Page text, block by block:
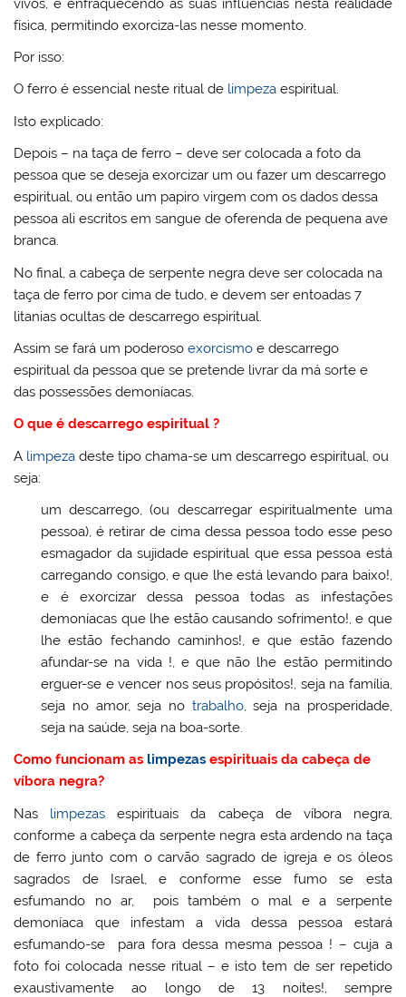
física, permitindo exorciza-las nesse momento.
Por isso:
O ferro é essencial neste ritual de limpeza espiritual.
Isto explicado:
Depois – na taça de ferro – deve ser colocada a foto da
pessoa que se deseja exorcizar um ou fazer um descarrego
espiritual, ou então um papiro virgem com os dados dessa
pessoa ali escritos em sangue de oferenda de pequena ave
branca.
No final, a cabeça de serpente negra deve ser colocada na
taça de ferro por cima de tudo, e devem ser entoadas 7
litanias ocultas de descarrego espiritual.
Assim se fará um poderosoexorcismo e descarrego
espiritual da pessoa que se pretende livrar da má sorte e
das possessões demoníacas.
O que é descarrego espiritual ?
A limpeza deste tipo chama-se um descarrego espiritual, ou
seja:
um descarrego, (ou descarregar espiritualmente uma
pessoa), é retirar de cima dessa pessoa todo esse peso
esmagador da sujidade espiritual que essa pessoa está
carregando consigo, e que lhe está levando para baixo!,
e é exorcizar dessa pessoa todas as infestações
demoníacas que lhe estão causando sofrimento!, e que
lhe estão fechando caminhos!, e que estão fazendo
afundar-se na vida !, e que não lhe estão permitindo
erguer-se e vencer nos seus propósitos!, seja na família,
seja no amor, seja no trabalho, seja na prosperidade,
seja na saúde, seja na boa-sorte.
Como funcionam aslimpezas espirituais da cabeça de
víbora negra?
Nas limpezas espirituais da cabeça de víbora negra,
conforme a cabeça da serpente negra esta ardendo na taça
de ferro junto com o carvão sagrado de igreja e os óleos
sagrados de Israel, e conforme esse fumo se esta
esfumando no ar, pois também o mal e a serpente
demoníaca que infestam a vida dessa pessoa estará
esfumando-se para fora dessa mesma pessoa ! – cuja a
foto foi colocada nesse ritual – e isto tem de ser repetido
exaustivamente ao longo de 13 noites!, sempre